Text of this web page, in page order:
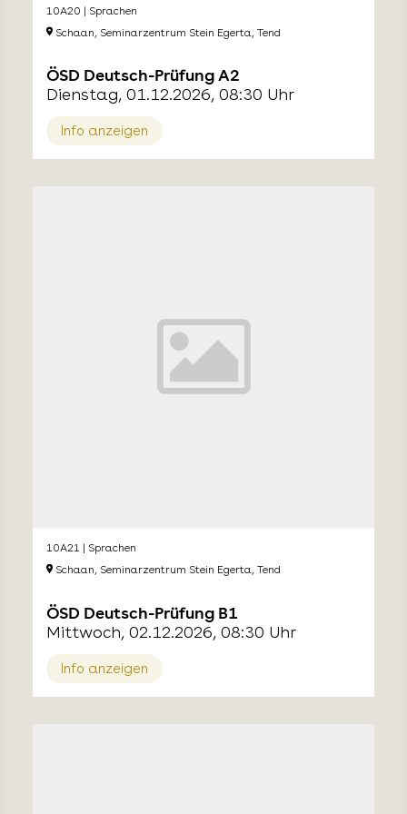
10A20 | Sprachen
Schaan, Seminarzentrum Stein Egerta, Tend
ÖSD Deutsch-Prüfung A2
Dienstag, 01.12.2026, 08:30 Uhr
Info anzeigen
10A21 | Sprachen
Schaan, Seminarzentrum Stein Egerta, Tend
ÖSD Deutsch-Prüfung B1
Mittwoch, 02.12.2026, 08:30 Uhr
Info anzeigen